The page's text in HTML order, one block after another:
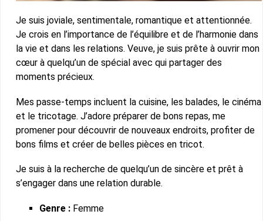
Je suis joviale, sentimentale, romantique et attentionnée.
Je crois en l’importance de l’équilibre et de l’harmonie dans
la vie et dans les relations. Veuve, je suis prête à ouvrir mon
cœur à quelqu’un de spécial avec qui partager des
moments précieux.
Mes passe-temps incluent la cuisine, les balades, le cinéma
et le tricotage. J’adore préparer de bons repas, me
promener pour découvrir de nouveaux endroits, profiter de
bons films et créer de belles pièces en tricot.
Je suis à la recherche de quelqu’un de sincère et prêt à
s’engager dans une relation durable.
Genre : Femme